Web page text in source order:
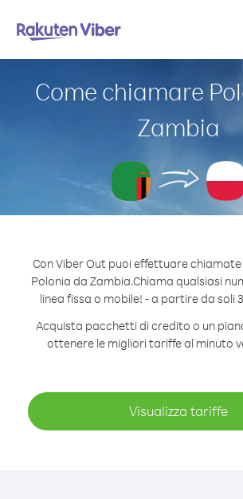
Come chiamare
Zambia
Con Viber Out puoi effettuare
Polonia da Zambia.Chiama qualsiasi
linea fissa o mobile! - a partire da soli
Acquista pacchetti di credito o un
ottenere le migliori tariffe al minuto
Visualizza tariffe